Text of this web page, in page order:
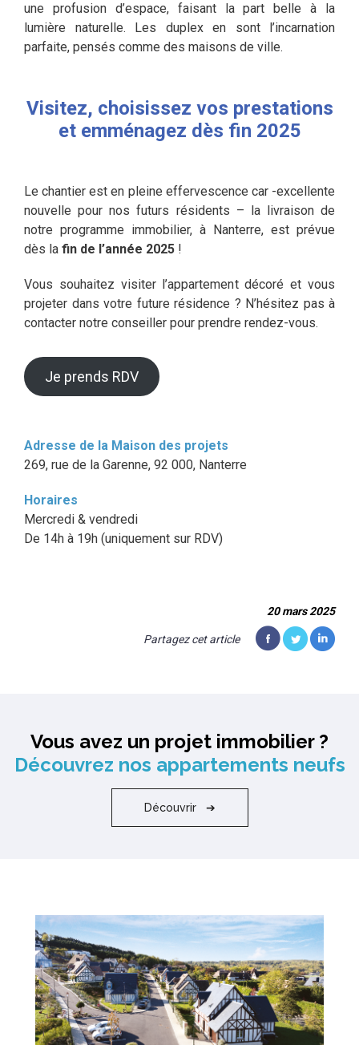
une profusion d’espace, faisant la part belle à la
lumière naturelle. Les duplex en sont l’incarnation
parfaite, pensés comme des maisons de ville.
Visitez, choisissez vos prestations
et emménagez dès fin 2025
Le chantier est en pleine effervescence car -excellente
nouvelle pour nos futurs résidents – la livraison de
notre programme immobilier, à Nanterre, est prévue
dès la fin de l’année 2025 !
Vous souhaitez visiter l’appartement décoré et vous
projeter dans votre future résidence ? N’hésitez pas à
contacter notre conseiller pour prendre rendez-vous.
Je prends RDV
Adresse de la Maison des projets
269, rue de la Garenne, 92 000, Nanterre
Horaires
Mercredi & vendredi
De 14h à 19h (uniquement sur RDV)
20 mars 2025
Partagez cet article
Vous avez un projet immobilier ?
Découvrez nos appartements neufs
Découvrir ➔